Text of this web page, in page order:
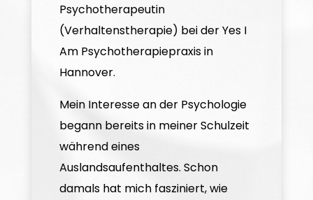
Psychotherapeutin
(Verhaltenstherapie) bei der Yes I
Am Psychotherapiepraxis in
Hannover.
Mein Interesse an der Psychologie
begann bereits in meiner Schulzeit
während eines
Auslandsaufenthaltes. Schon
damals hat mich fasziniert, wie